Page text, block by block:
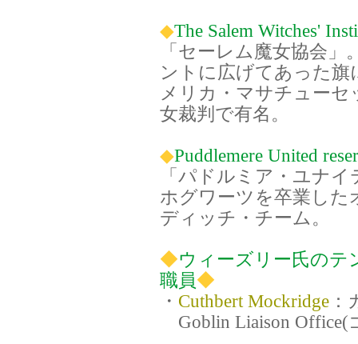
◆The Salem Witches'
「セーレム魔女協会
ントに広げてあった
メリカ・マサチュー
女裁判で有名。
◆Puddlemere United
「パドルミア・ユナ
ホグワーツを卒業し
ディッチ・チーム。
◆ウィーズリー氏のテ
職員◆
・ Cuthbert Mockridge
Goblin Liaison Office(